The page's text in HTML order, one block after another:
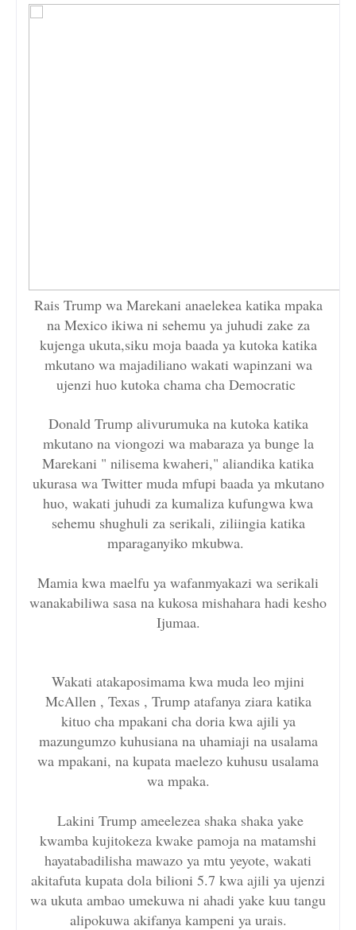
Rais Trump wa Marekani anaelekea katika mpaka
na Mexico ikiwa ni sehemu ya juhudi zake za
kujenga ukuta,siku moja baada ya kutoka katika
mkutano wa majadiliano wakati wapinzani wa
ujenzi huo kutoka chama cha Democratic
Donald Trump alivurumuka na kutoka katika
mkutano na viongozi wa mabaraza ya bunge la
Marekani " nilisema kwaheri," aliandika katika
ukurasa wa Twitter muda mfupi baada ya mkutano
huo, wakati juhudi za kumaliza kufungwa kwa
sehemu shughuli za serikali, ziliingia katika
mparaganyiko mkubwa.
Mamia kwa maelfu ya wafanmyakazi wa serikali
wanakabiliwa sasa na kukosa mishahara hadi kesho
Ijumaa.
Wakati atakaposimama kwa muda leo mjini
McAllen , Texas , Trump atafanya ziara katika
kituo cha mpakani cha doria kwa ajili ya
mazungumzo kuhusiana na uhamiaji na usalama
wa mpakani, na kupata maelezo kuhusu usalama
wa mpaka.
Lakini Trump ameelezea shaka shaka yake
kwamba kujitokeza kwake pamoja na matamshi
hayatabadilisha mawazo ya mtu yeyote, wakati
akitafuta kupata dola bilioni 5.7 kwa ajili ya ujenzi
wa ukuta ambao umekuwa ni ahadi yake kuu tangu
alipokuwa akifanya kampeni ya urais.